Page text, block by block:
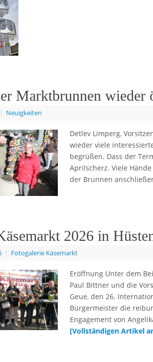
Marktbrunnen wieder
| Neuigkeiten
Detlev Limperg,
wieder viele
begrüßen. Dass der
Aprilscherz. Viele
der Brunnen
2026 in
| Fotogalerie Käsemarkt
Eröffnung Unter dem
Paul Bittner und die
Geue, den 26.
Bürgermeister die
Engagement von
[Vollständigen Artikel